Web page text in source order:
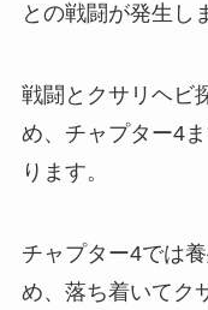
との戦闘が発生し
戦闘とクサリヘビ
め、チャプター4
ります。
チャプター4では
め、落ち着いてク